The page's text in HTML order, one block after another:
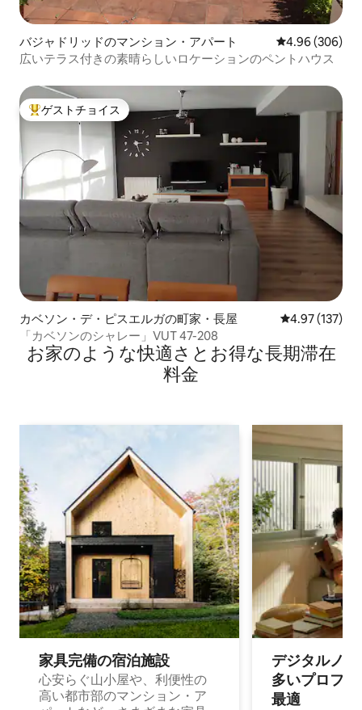
バジャドリッドのマンション・アパート レビュー306
4.96 (306)
広いテラス付きの素晴らしいロケーションのペントハウス
大好評のゲストチョイスです。
ゲストチョイス
カベソン・デ・ピスエルガの町家・長屋 レビュー137
4.97 (137)
「カベソンのシャレー」VUT 47-208
お家のような快⁠適⁠さ⁠とお⁠得⁠な長⁠期⁠滞⁠在
料⁠金
家具完備の宿⁠泊⁠施⁠設
心安らぐ山小屋や、利便性の
高い都市部のマンション・ア
デジタルノ
多⁠いプ⁠ロ⁠フ⁠
最⁠適